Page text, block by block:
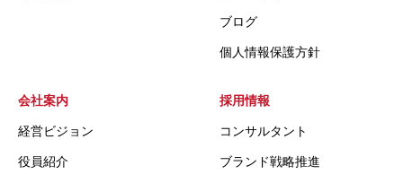
ブログ
個人情報保護方針
会社案内
経営ビジョン
役員紹介
採用情報
コンサルタント
ブランド戦略推進